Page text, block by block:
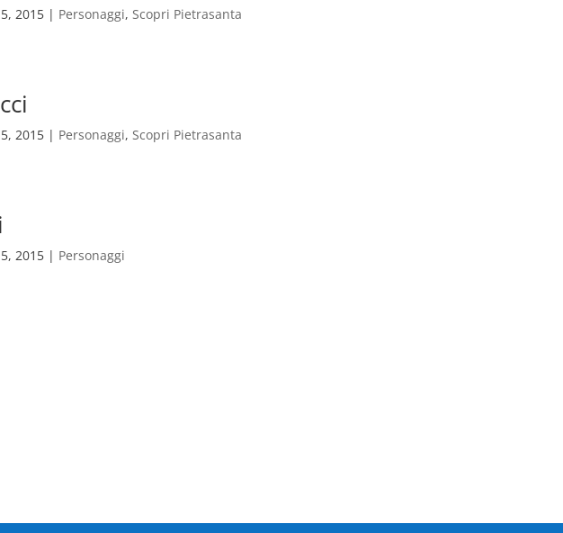
2015 | Personaggi,Scopri Pietrasanta
2015 | Personaggi,Scopri Pietrasanta
2015 | Personaggi